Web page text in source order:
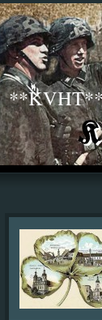
**KVHT**